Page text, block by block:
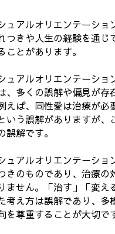
ュアルオリエンテーショ
つきや人生の経験を通じ
ことがあります。
ュアルオリエンテーショ
、多くの誤解や偏見が存
えば、同性愛は治療が必
いう誤解がありますが、
誤解です。
ュアルオリエンテーショ
きのものであり、治療の
ません。「治す」「変え
考え方は誤解であり、多
を尊重することが大切で